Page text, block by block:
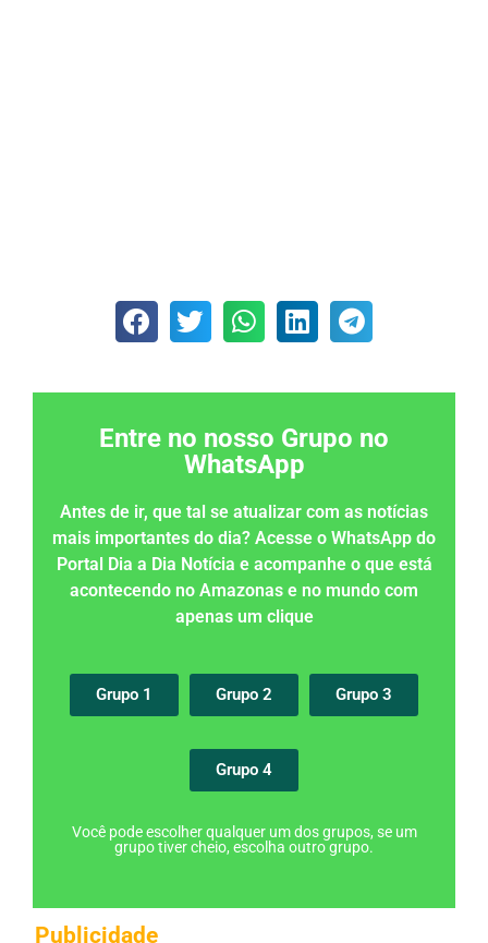
Entre no nosso Grupo no
WhatsApp
Antes de ir, que tal se atualizar com as notícias
mais importantes do dia? Acesse o WhatsApp do
Portal Dia a Dia Notícia e acompanhe o que está
acontecendo no Amazonas e no mundo com
apenas um clique
Grupo 1 Grupo 2 Grupo 3
Grupo 4
Você pode escolher qualquer um dos grupos, se um
grupo tiver cheio, escolha outro grupo.
Publicidade